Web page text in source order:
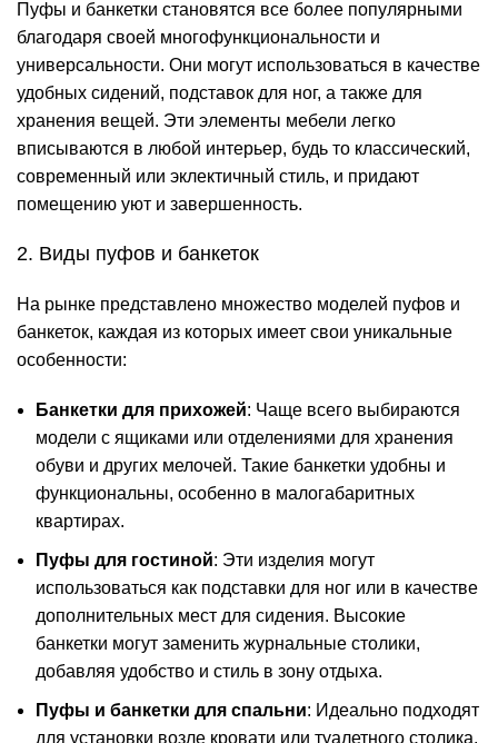
Пуфы и банкетки становятся все более популярными
благодаря своей многофункциональности и
универсальности. Они могут использоваться в качестве
удобных сидений, подставок для ног, а также для
хранения вещей. Эти элементы мебели легко
вписываются в любой интерьер, будь то классический,
современный или эклектичный стиль, и придают
помещению уют и завершенность.
2. Виды пуфов и банкеток
На рынке представлено множество моделей пуфов и
банкеток, каждая из которых имеет свои уникальные
особенности:
Банкетки для прихожей: Чаще всего выбираются
модели с ящиками или отделениями для хранения
обуви и других мелочей. Такие банкетки удобны и
функциональны, особенно в малогабаритных
квартирах​.
Пуфы для гостиной: Эти изделия могут
использоваться как подставки для ног или в качестве
дополнительных мест для сидения. Высокие
банкетки могут заменить журнальные столики,
добавляя удобство и стиль в зону отдыха​.
Пуфы и банкетки для спальни: Идеально подходят
для установки возле кровати или туалетного столика,